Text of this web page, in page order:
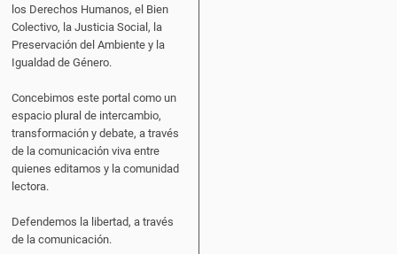
los Derechos Humanos, el Bien
Colectivo, la Justicia Social, la
Preservación del Ambiente y la
Igualdad de Género.
Concebimos este portal como un
espacio plural de intercambio,
transformación y debate, a través
de la comunicación viva entre
quienes editamos y la comunidad
lectora.
Defendemos la libertad, a través
de la comunicación.